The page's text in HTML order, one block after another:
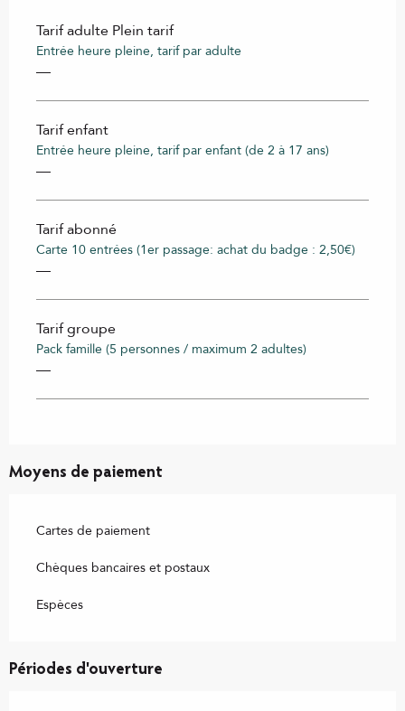
Tarif adulte Plein tarif
Entrée heure pleine, tarif par adulte
—
Tarif enfant
Entrée heure pleine, tarif par enfant (de 2 à 17 ans)
—
Tarif abonné
Carte 10 entrées (1er passage: achat du badge : 2,50€)
—
Tarif groupe
Pack famille (5 personnes / maximum 2 adultes)
—
Moyens de paiement
Cartes de paiement
Chèques bancaires et postaux
Espèces
Périodes d'ouverture